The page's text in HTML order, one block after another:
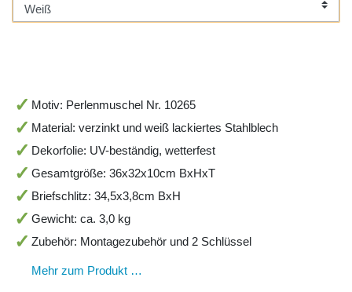
Motiv: Perlenmuschel Nr. 10265
Material: verzinkt und weiß lackiertes Stahlblech
Dekorfolie: UV-beständig, wetterfest
Gesamtgröße: 36x32x10cm BxHxT
Briefschlitz: 34,5x3,8cm BxH
Gewicht: ca. 3,0 kg
Zubehör: Montagezubehör und 2 Schlüssel
Mehr zum Produkt …